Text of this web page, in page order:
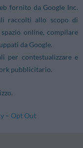
fornito da Google Inc.
raccolti allo scopo di
online, compilare
da Google.
per contestualizzare e
pubblicitario.
– Opt Out